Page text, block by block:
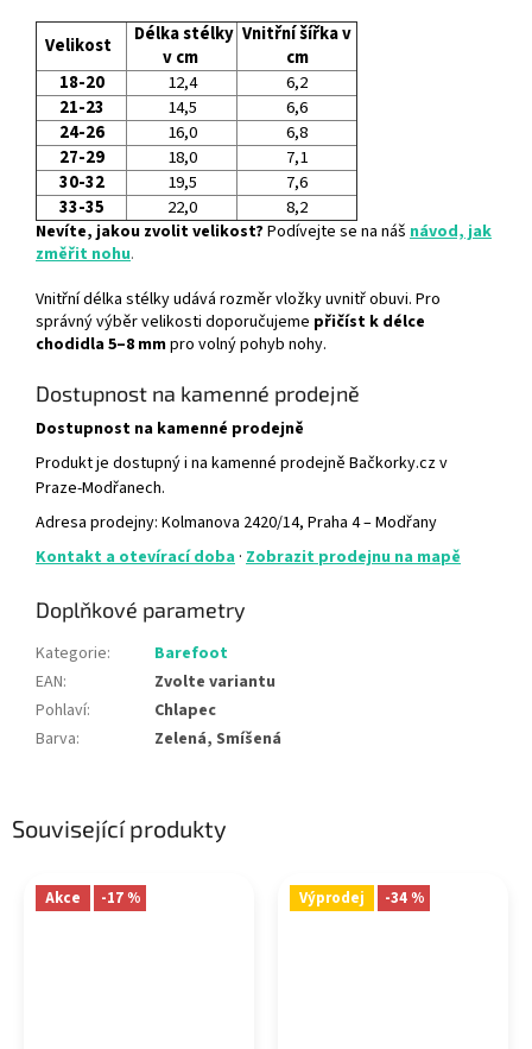
Související produkty
Akce -17 % Výprodej -34 %
Velikost
Délka stélky
v cm
Vnitřní šířka v
cm
18-20
12,4
6,2
21-23
14,5
6,6
24-26
16,0
6,8
27-29
18,0
7,1
30-32
19,5
7,6
33-35
22,0 8,2
Nevíte, jakou zvolit velikost? Podívejte se na náš návod, jak
změřit nohu.
Vnitřní délka stélky udává rozměr vložky uvnitř obuvi. Pro
správný výběr velikosti doporučujeme přičíst k délce
chodidla 5–8 mmpro volný pohyb nohy.
Dostupnost na kamenné prodejně
Dostupnost na kamenné prodejně
Produkt je dostupný i na kamenné prodejně Bačkorky.cz v
Praze-Modřanech.
Adresa prodejny: Kolmanova 2420/14, Praha 4 – Modřany
Kontakt a otevírací doba · Zobrazit prodejnu na mapě
Doplňkové parametry
Kategorie:
Barefoot
EAN:
Zvolte variantu
Pohlaví:
Chlapec
Barva: Zelená, Smíšená